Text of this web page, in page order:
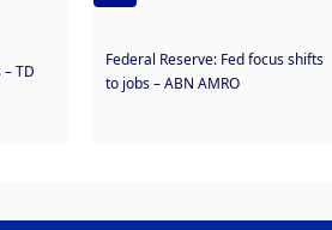
TD
Federal Reserve: Fed focus shifts
to jobs – ABN AMRO